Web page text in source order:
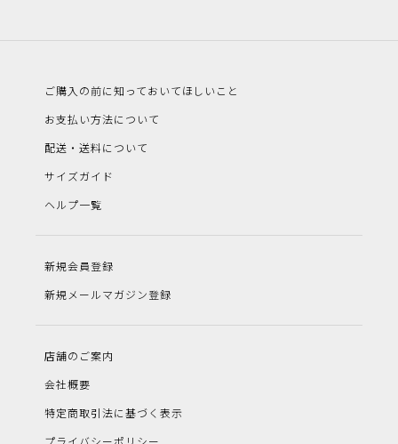
ご購入の前に知っておいてほしいこと
お支払い方法について
配送・送料について
サイズガイド
ヘルプ一覧
新規会員登録
新規メールマガジン登録
店舗のご案内
会社概要
特定商取引法に基づく表示
プライバシーポリシー